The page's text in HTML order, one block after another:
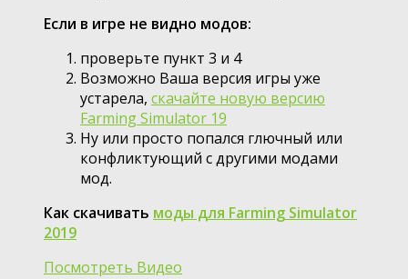
Если в игре не видно модов:
проверьте пункт 3 и 4
Возможно Ваша версия игры уже
устарела, скачайте новую версию
Farming Simulator 19
Ну или просто попался глючный или
конфликтующий с другими модами
мод.
Как скачивать моды для Farming Simulator
2019
Посмотреть Видео